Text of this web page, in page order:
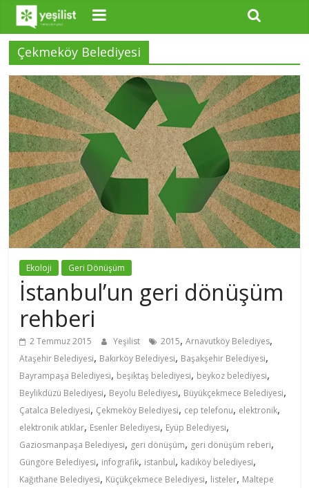
Çekmeköy Belediyesi
Ekoloji Geri Dönüşüm
İstanbul’un geri dönüşüm
rehberi
2 Temmuz 2015 Yeşilist 2015,Arnavutköy Belediyes,
Ataşehir Belediyesi, Bakırköy Belediyesi, Başakşehir Belediyesi,
Bayrampaşa Belediyesi, beşiktaş belediyesi, beykoz belediyesi,
Beylikdüzü Belediyesi, Beyolu Belediyesi, Büyükçekmece Belediyesi,
Çatalca Belediyesi, Çekmeköy Belediyesi, cep telefonu, elektronik,
elektronik atıklar, Esenler Belediyesi, Eyüp Belediyesi,
Gaziosmanpaşa Belediyesi, geri dönüşüm, geri dönüşüm reberi,
Güngöre Belediyesi, infografik, istanbul, kadıköy belediyesi,
Kağıthane Belediyesi, Küçükçekmece Belediyesi, listeler, Maltepe